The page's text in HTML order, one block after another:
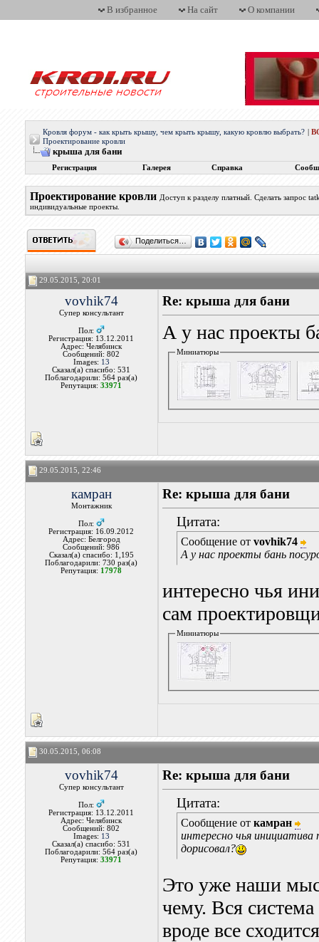
В избранное На сайт О компании
Кровля форум - как крыть крышу, чем крыть крышу, какую кровлю выбрать?
Проектирование кровли
крыша для бани
Регистрация Галерея Справка
Проектирование кровли Доступ к разделу платный. Сделать запрос
индивидуальные проекты.
Поделиться…
29.05.2015, 20:01
vovhik74
Супер консультант
Пол:
Регистрация: 13.12.2011
Адрес: Челябинск
Сообщений: 802
Images: 13
Сказал(а) спасибо: 531
Поблагодарили: 564 раз(а)
Репутация:33971
Re: крыша для бани
А у нас проекты
Миниатюры
29.05.2015, 22:46
камран
Монтажник
Пол:
Регистрация: 16.09.2012
Адрес: Белгород
Сообщений: 986
Сказал(а) спасибо: 1,195
Поблагодарили: 730 раз(а)
Репутация: 17978
Re: крыша для бани
Цитата:
Сообщение от vovhik74
А у нас проекты бань
интересно чья
сам
Миниатюры
30.05.2015, 06:08
vovhik74
Супер консультант
Пол:
Регистрация: 13.12.2011
Адрес: Челябинск
Сообщений: 802
Images: 13
Сказал(а) спасибо: 531
Поблагодарили: 564 раз(а)
Репутация:33971
Re: крыша для бани
Цитата:
Сообщение от камран
интересно чья инициатива
дорисовал?
Это уже наши
чему. Вся система
вроде все